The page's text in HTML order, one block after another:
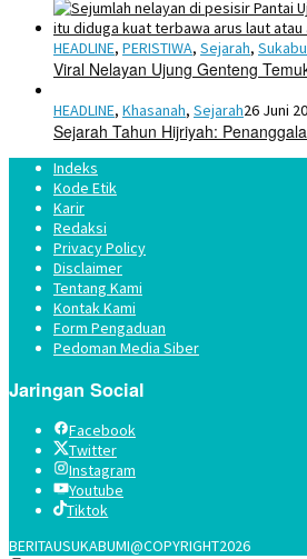
HEADLINE, PERISTIWA, Sejarah,
Viral Nelayan Ujung Genteng
HEADLINE, Khasanah, Sejarah26 Juni
Sejarah Tahun Hijriyah:
Indeks
Kode Etik
Karir
Redaksi
Privacy Policy
Disclaimer
Tentang Kami
Kontak Kami
Form Pengaduan
Pedoman Media Siber
Jaringan Social
Facebook
Twitter
Instagram
Youtube
Tiktok
BERITAUSUKABUMI@COPYRIGHT2026